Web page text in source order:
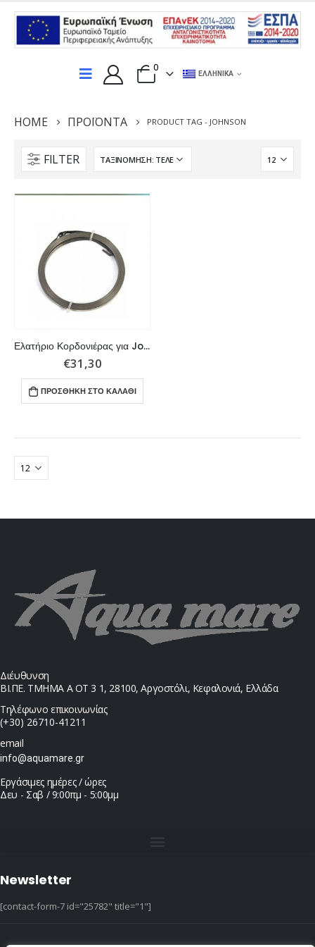
0
ΕΛΛΗΝΙΚΆ
HOME ΠΡΟΪΌΝΤΑ PRODUCT TAG - JOHNSON
FILTER
Ελατήριο Κορδονιέρας για Johnson/Evinrude 4 ίππων.
€31,30
ΠΡΟΣΘΉΚΗ ΣΤΟ ΚΑΛΆΘΙ
Διέυθυνση
ΒΙ.ΠΕ. ΤΜΗΜΑ Α ΟΤ 3 1, 28100, Αργοστόλι, Κεφαλονιά, Ελλάδα
Τηλέφωνο επικοινωνίας
(+30) 26710-41211
email
info@aquamare.gr
Εργάσιμες ημέρες / ώρες
Δευ - Σαβ / 9:00πμ - 5:00μμ
Newsletter
[contact-form-7 id="25782" title="1"]